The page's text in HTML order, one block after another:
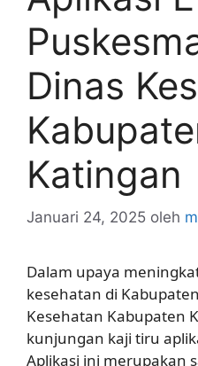
Dinas
Katingan
Januari 24, 2025 oleh
Dalam upaya
kesehatan di
Kesehatan Kabupaten
kunjungan kaji tiru
Aplikasi ini merupakan